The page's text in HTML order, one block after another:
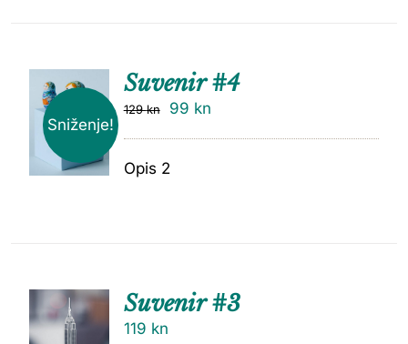
Sniženje!
DODAJ
Suvenir #4
129kn 99 kn
Opis 2
DODAJ
Suvenir #3
119 kn